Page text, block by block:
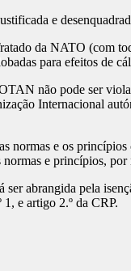
e
da NATO (com
para efeitos de
não pode ser
Internacional
normas e os
normas e princípios,
ser abrangida pela
1, e artigo 2.º da CRP.